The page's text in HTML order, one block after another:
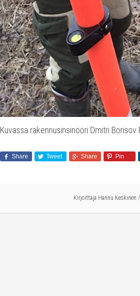
Kuvassa rakennusinsinööri Dmitri
Share Tweet Share Pin
Kirjoittaja Hannu Keskinen /